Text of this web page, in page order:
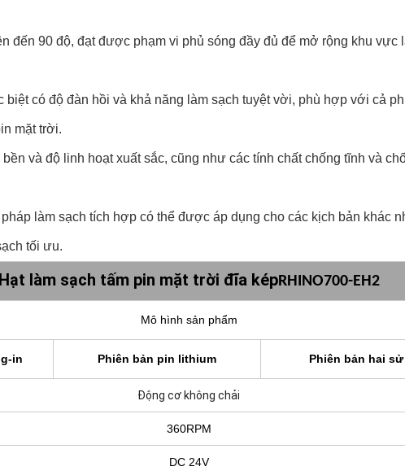
đến 90 độ, đạt được phạm vi phủ sóng đầy đủ để mở rộng khu vực
biệt có độ đàn hồi và khả năng làm sạch tuyệt vời, phù hợp với cả
mặt trời.
và độ linh hoạt xuất sắc, cũng như các tính chất chống tĩnh và
làm sạch tích hợp có thể được áp dụng cho các kịch bản khác
tối ưu.
Hạt làm sạch tấm pin mặt trời đĩa képRHINO700-EH2
Mô hình sản phẩm
in Phiên bản pin lithium Phiên bản hai
Động cơ không chải
360RPM
DC 24V